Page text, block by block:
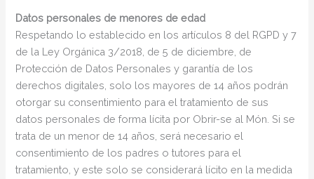
Datos personales de menores de edad
Respetando lo establecido en los artículos 8 del RGPD y 7
de la Ley Orgánica 3/2018, de 5 de diciembre, de
Protección de Datos Personales y garantía de los
derechos digitales, solo los mayores de 14 años podrán
otorgar su consentimiento para el tratamiento de sus
datos personales de forma lícita por Obrir-se al Món. Si se
trata de un menor de 14 años, será necesario el
consentimiento de los padres o tutores para el
tratamiento, y este solo se considerará lícito en la medida